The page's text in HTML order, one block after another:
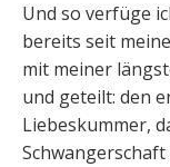
Und so verfüge
bereits seit
mit meiner
und geteilt: den
Liebeskummer,